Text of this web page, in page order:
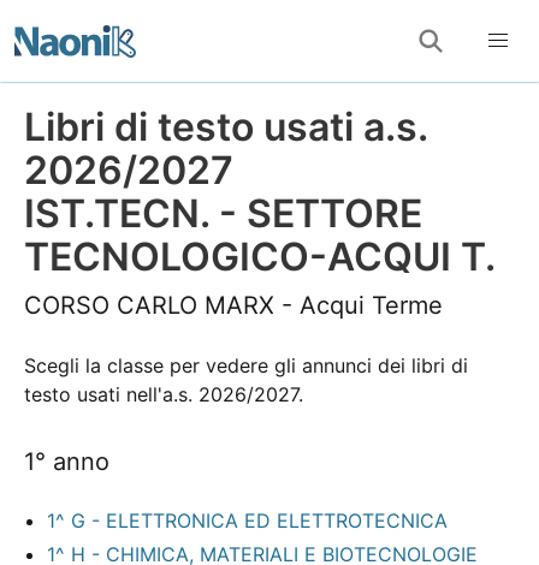
Libri di testo usati a.s.
2026/2027
IST.TECN. - SETTORE
TECNOLOGICO-ACQUI T.
CORSO CARLO MARX - Acqui Terme
Scegli la classe per vedere gli annunci dei libri di
testo usati nell'a.s. 2026/2027.
1° anno
1^ G - ELETTRONICA ED ELETTROTECNICA
1^ H - CHIMICA, MATERIALI E BIOTECNOLOGIE